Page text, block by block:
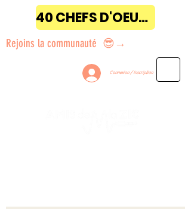
40 CHEFS D'OEUVRE
Rejoins la communauté 😎→
Connexion / Inscription